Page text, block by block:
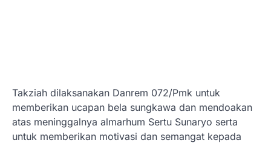
Takziah dilaksanakan Danrem 072/Pmk untuk
memberikan ucapan bela sungkawa dan mendoakan
atas meninggalnya almarhum Sertu Sunaryo serta
untuk memberikan motivasi dan semangat kepada